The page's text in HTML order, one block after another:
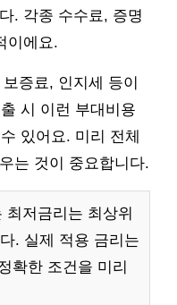
. 각종 수수료, 증명
이에요.
증료, 인지세 등이
시 이런 부대비용
있어요. 미리 전체
는 것이 중요합니다.
최저금리는 최상위
. 실제 적용 금리는
확한 조건을 미리